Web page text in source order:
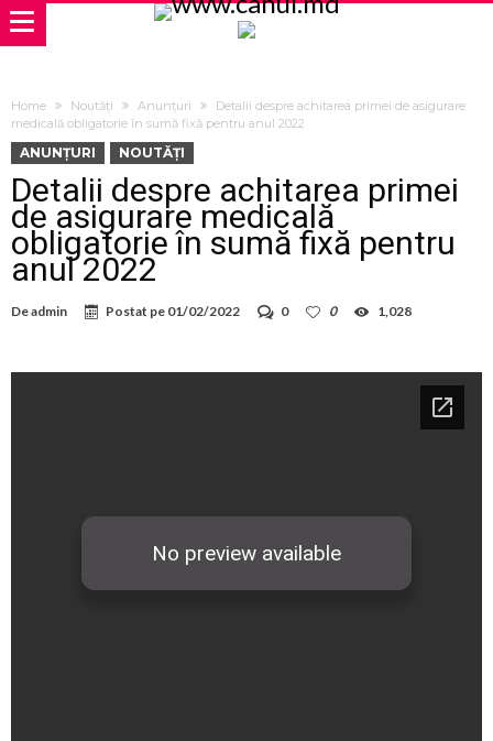
Home Noutăți Anunțuri
Detalii despre achitarea primei de asigurare
medicală obligatorie în sumă fixă pentru anul 2022
ANUNȚURI NOUTĂȚI
Detalii despre achitarea primei
de asigurare medicală
obligatorie în sumă fixă pentru
anul 2022
Deadmin Postat pe 01/02/2022 0 0 1,028